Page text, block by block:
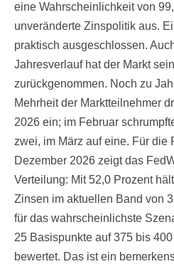
eine Wahrscheinlichkeit von
unveränderte Zinspolitik aus.
praktisch ausgeschlossen.
Jahresverlauf hat der Markt
zurückgenommen. Noch zu
Mehrheit der Marktteilnehmer
2026 ein; im Februar
zwei, im März auf eine. Für die
Dezember 2026 zeigt das
Verteilung: Mit 52,0 Prozent
Zinsen im aktuellen Band von
für das wahrscheinlichste
25 Basispunkte auf 375 bis
bewertet. Das ist ein